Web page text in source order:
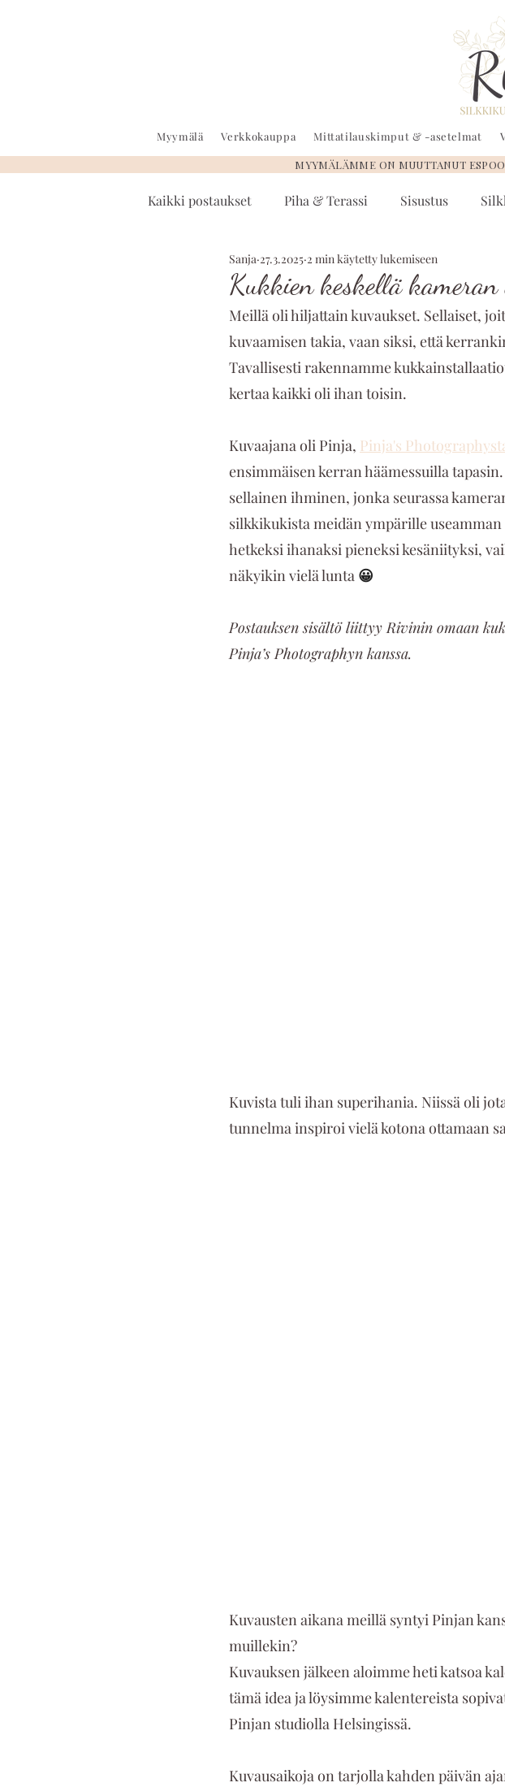
Myymälä Verkkokauppa Mittatilauskimput & -asetelmat
Kaikki postaukset Piha & Terassi Sisustus
Kukkien keskellä
Sanja 27.3.2025 2 min käytetty lukemiseen
Meillä oli hiljattain kuvaukset. Sellaiset,
kuvaamisen takia, vaan siksi, että
Tavallisesti rakennamme
kertaa kaikki oli ihan toisin.
Kuvaajana oli Pinja, Pinja's
ensimmäisen kerran häämessuilla
sellainen ihminen, jonka seurassa
silkkikukista meidän ympärille
hetkeksi ihanaksi pieneksi kesäniityksi,
näkyikin vielä lunta 😀
Postauksen sisältö liittyy Rivinin omaan
Pinja’s Photographyn kanssa.
Kuvista tuli ihan superihania. Niissä oli
tunnelma inspiroi vielä kotona ottamaan
Kuvausten aikana meillä syntyi Pinjan
muillekin?
Kuvauksen jälkeen aloimme heti katsoa
tämä idea ja löysimme kalentereista
Pinjan studiolla Helsingissä.
Kuvausaikoja on tarjolla kahden päivän
MYYMÄLÄMME ON MUUTTANUT